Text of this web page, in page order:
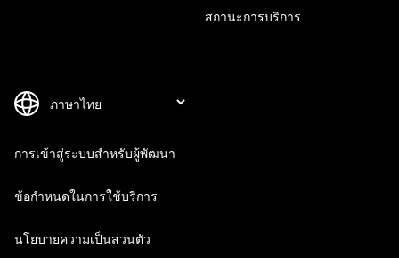
สถานะการบริการ
การเข้าสู่ระบบสำหรับผู้พัฒนา
ข้อกำหนดในการใช้บริการ
นโยบายความเป็นส่วนตัว